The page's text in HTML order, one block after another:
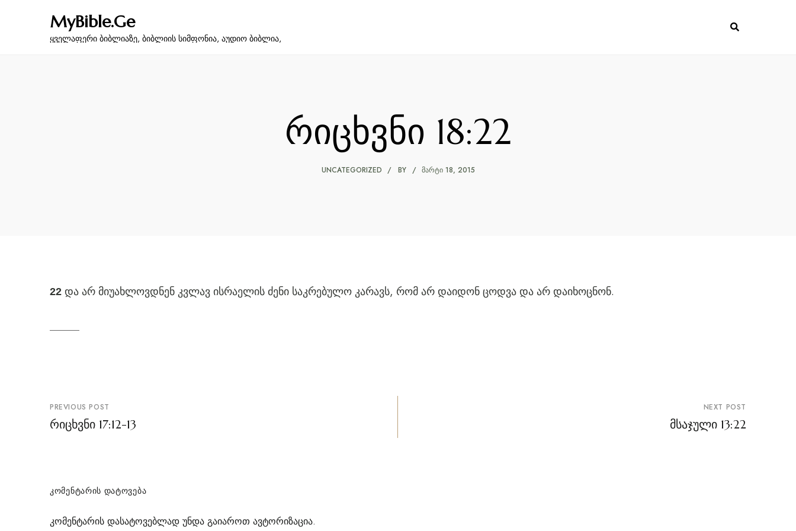
MyBible.Ge
ყველაფერი ბიბლიაზე, ბიბლიის სიმფონია, აუდიო ბიბლია,
რიცხვნი 18:22
UNCATEGORIZED BY ᲛᲐᲠᲢᲘ 18, 2015
22 და არ მიუახლოვდნენ კვლავ ისრაელის ძენი საკრებულო კარავს, რომ არ დაიდონ ცოდვა და არ დაიხოცნონ.
პოსტის
ნავიგაცია
PREVIOUS POST
რიცხვნი 17:12-13
NEXT POST
მსაჯული 13:22
ᲙᲝᲛᲔᲜᲢᲐᲠᲘᲡ ᲓᲐᲢᲝᲕᲔᲑᲐ
კომენტარის დასატოვებლად უნდა გაიაროთ ავტორიზაცია.